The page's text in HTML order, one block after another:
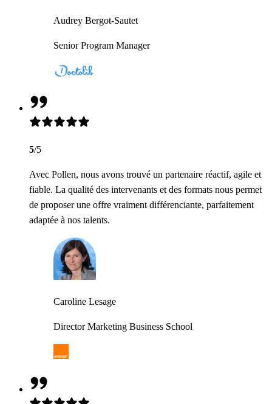
Audrey Bergot-Sautet
Senior Program Manager
5/5
Avec Pollen, nous avons trouvé un partenaire réactif, agile et
fiable. La qualité des intervenants et des formats nous permet
de proposer une offre vraiment différenciante, parfaitement
adaptée à nos talents.
Caroline Lesage
Director Marketing Business School